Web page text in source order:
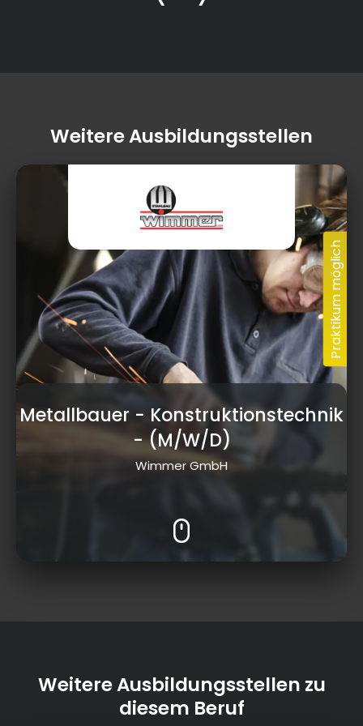
Weitere Ausbildungsstellen
Metallbauer - Konstruktionstechnik
- (M/W/D)
Wimmer GmbH
Weitere Ausbildungsstellen zu
diesem Beruf